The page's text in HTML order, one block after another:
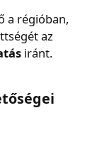
a régióban,
az
iránt.